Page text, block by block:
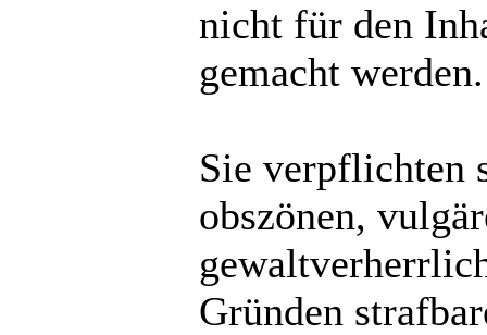
nicht für den
gemacht werden.
Sie verpflichten
obszönen,
Gründen